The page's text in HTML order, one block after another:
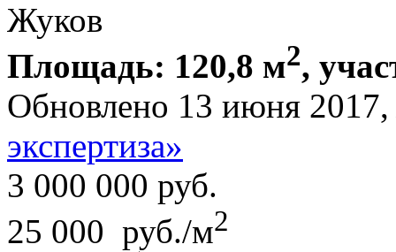
Жуков
Площадь: 120,8 м2,
Обновлено 13 июня
экспертиза»
3 000 000 руб.
25 000 руб./м2